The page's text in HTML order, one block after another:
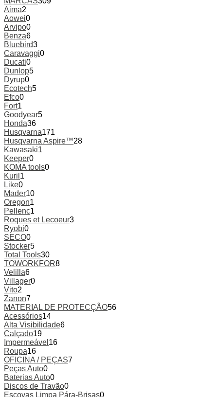
Aima2
Aowei0
Arvipo0
Benza6
Bluebird3
Caravaggi0
Ducati0
Dunlop5
Dyrup0
Ecotech5
Efco0
Fort1
Goodyear5
Honda36
Husqvarna171
Husqvarna Aspire™28
Kawasaki1
Keeper0
KOMA tools0
Kuril 1
Like0
Mader10
Oregon1
Pellenc1
Roques et Lecoeur3
Ryobi0
SECO0
Stocker5
Total Tools30
TOWORKFOR8
Velilla6
Villager0
Vito2
Zanon7
MATERIAL DE PROTECÇÃO56
Acessórios14
Alta Visibilidade6
Calçado19
Impermeável 16
Roupa16
OFICINA / PEÇAS7
Peças Auto0
Baterias Auto0
Discos de Travão0
Escovas Limpa Pára-Brisas0